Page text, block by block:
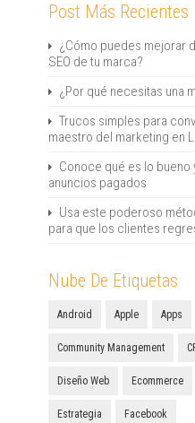
Post Más Recientes
¿Cómo puedes mejorar
SEO de tu marca?
¿Por qué necesitas una
Trucos simples para
maestro del marketing en
Conoce qué es lo bueno
anuncios pagados
Usa este poderoso
para que los clientes
Nube De Etiquetas
Android Apple Apps
Community Management
Diseño Web Ecommerce
Estrategia Facebook